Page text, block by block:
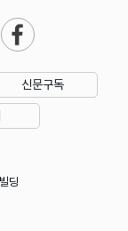
신문구독
딩